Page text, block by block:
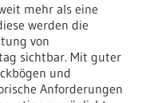
mehr als eine
werden die
von
sichtbar. Mit guter
und
Anforderungen